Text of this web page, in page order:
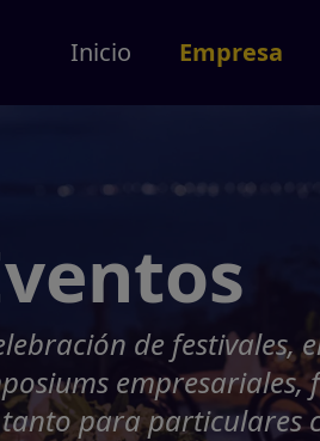
Inicio Empresa
de festivales,
empresariales,
para particulares